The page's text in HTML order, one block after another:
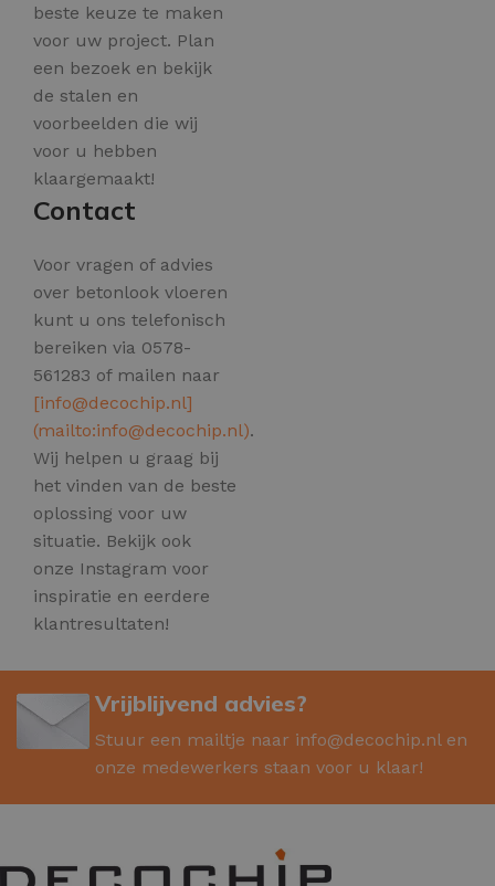
beste keuze te maken
voor uw project. Plan
een bezoek en bekijk
de stalen en
voorbeelden die wij
voor u hebben
klaargemaakt!
Contact
Voor vragen of advies
over betonlook vloeren
kunt u ons telefonisch
bereiken via 0578-
561283 of mailen naar
[info@decochip.nl]
(mailto:info@decochip.nl).
Wij helpen u graag bij
het vinden van de beste
oplossing voor uw
situatie. Bekijk ook
onze Instagram voor
inspiratie en eerdere
klantresultaten!
Vrijblijvend advies?
Stuur een mailtje naar info@decochip.nl en
onze medewerkers staan voor u klaar!